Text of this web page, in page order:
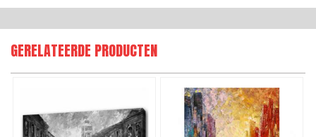
GERELATEERDE PRODUCTEN